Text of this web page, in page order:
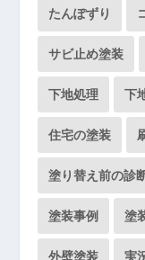
たんぽずり
サビ止め塗装
下地処理 下
住宅の塗装
塗り替え前の診
塗装事例 塗
外壁塗装 実